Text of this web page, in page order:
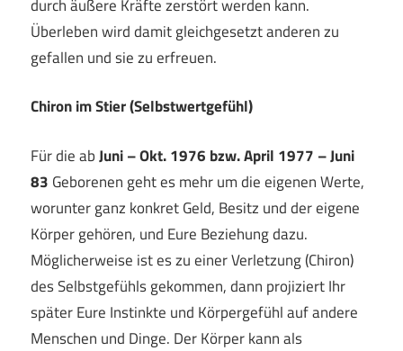
durch äußere Kräfte zerstört werden kann.
Überleben wird damit gleichgesetzt anderen zu
gefallen und sie zu erfreuen.
Chiron im Stier (Selbstwertgefühl)
Für die abJuni – Okt. 1976 bzw. April 1977 – Juni
83 Geborenen geht es mehr um die eigenen Werte,
worunter ganz konkret Geld, Besitz und der eigene
Körper gehören, und Eure Beziehung dazu.
Möglicherweise ist es zu einer Verletzung (Chiron)
des Selbstgefühls gekommen, dann projiziert Ihr
später Eure Instinkte und Körpergefühl auf andere
Menschen und Dinge. Der Körper kann als